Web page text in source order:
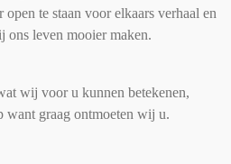
te staan voor elkaars verhaal en
ons leven mooier maken.
wij voor u kunnen betekenen,
want graag ontmoeten wij u.